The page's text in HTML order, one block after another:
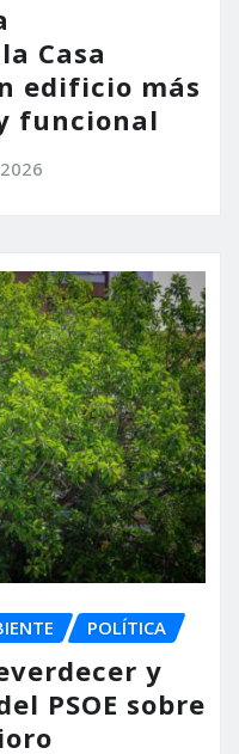
Casa
edificio más
funcional
POLÍTICA
y
PSOE sobre